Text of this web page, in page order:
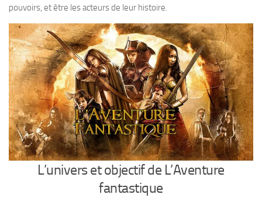
pouvoirs, et être les acteurs de leur histoire.
L’univers et objectif de L’Aventure
fantastique